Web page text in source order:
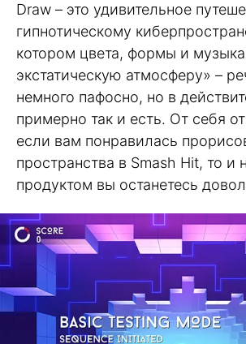
Draw – это удивительное
гипнотическому
котором цвета, формы и
экстатическую атмосферу» –
немного пафосно, но в
примерно так и есть. От себя
если вам понравилась
пространства в Smash Hit, то и
продуктом вы останетесь